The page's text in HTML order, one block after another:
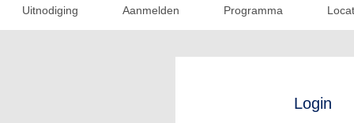
Uitnodiging Aanmelden Programma
Login